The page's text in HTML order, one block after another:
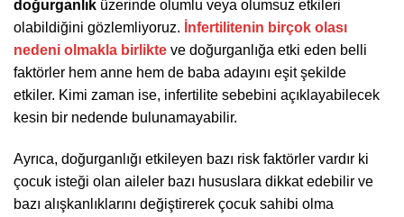
doğurganlık üzerinde olumlu veya olumsuz etkileri
olabildiğini gözlemliyoruz. İnfertilitenin birçok olası
nedeni olmakla birlikte ve doğurganlığa etki eden belli
faktörler hem anne hem de baba adayını eşit şekilde
etkiler. Kimi zaman ise, infertilite sebebini açıklayabilecek
kesin bir nedende bulunamayabilir.
Ayrıca, doğurganlığı etkileyen bazı risk faktörler vardır ki
çocuk isteği olan aileler bazı hususlara dikkat edebilir ve
bazı alışkanlıklarını değiştirerek çocuk sahibi olma